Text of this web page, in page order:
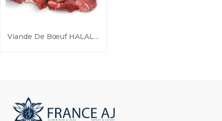
Viande De Bœuf HALAL (Parures De Viande)